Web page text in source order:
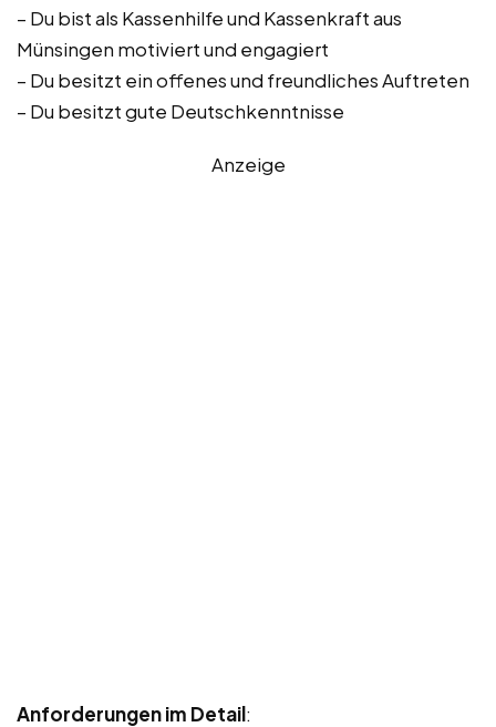
– Du bist als Kassenhilfe und Kassenkraft aus
Münsingen motiviert und engagiert
– Du besitzt ein offenes und freundliches Auftreten
– Du besitzt gute Deutschkenntnisse
Anzeige
Anforderungen im Detail: